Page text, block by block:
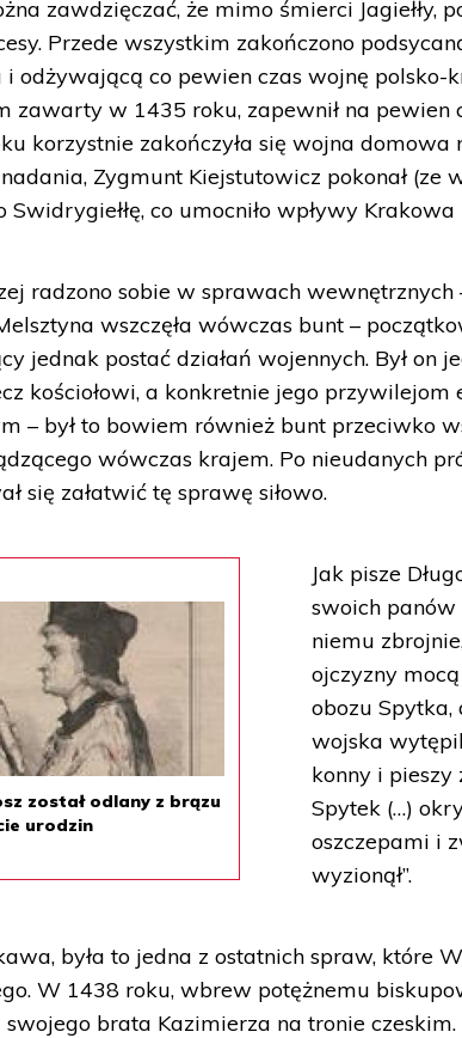
zawdzięczać, że mimo śmierci Jagiełły,
Przede wszystkim zakończono
i odżywającą co pewien czas wojnę polsko-
zawarty w 1435 roku, zapewnił na pewien
korzystnie zakończyła się wojna
Zygmunt Kiejstutowicz pokonał (ze
Swidrygiełłę, co umocniło wpływy
radzono sobie w sprawach
wszczęła wówczas bunt –
jednak postać działań wojennych. Był on
kościołowi, a konkretnie jego przywilejom
– był to bowiem również bunt przeciwko
wówczas krajem. Po nieudanych
się załatwić tę sprawę siłowo.
został odlany z brązu
urodzin
Jak pisze
swoich
niemu
ojczyzny
obozu
wojska
konny i
Spytek (…)
oszczepami i
wyzionął”.
była to jedna z ostatnich spraw, które
W 1438 roku, wbrew potężnemu
swojego brata Kazimierza na tronie